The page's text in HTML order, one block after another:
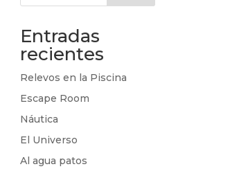
Entradas
recientes
Relevos en la Piscina
Escape Room
Náutica
El Universo
Al agua patos